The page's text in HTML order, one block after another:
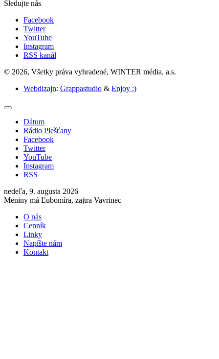
Sledujte nás
Facebook
Twitter
YouTube
Instagram
RSS kanál
© 2026, Všetky práva vyhradené, WINTER média, a.s.
Webdizajn: Grappastudio & Enjoy :)
Dátum
Rádio Piešťany
Facebook
Twitter
YouTube
Instagram
RSS
nedeľa, 9. augusta 2026
Meniny má Ľubomíra, zajtra Vavrinec
O nás
Cenník
Linky
Napíšte nám
Kontakt